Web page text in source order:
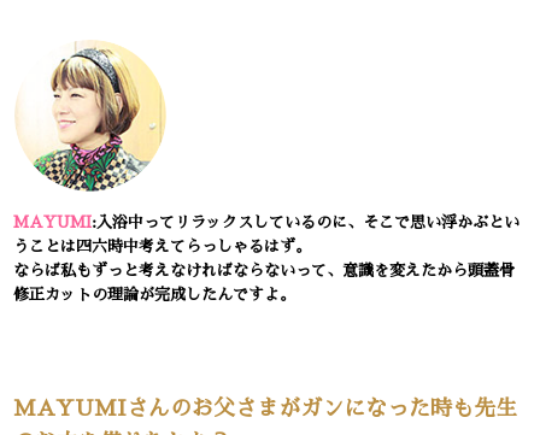
MAYUMI:入浴中ってリラックスしているのに、そこで思い浮かぶとい
うことは四六時中考えてらっしゃるはず。
ならば私もずっと考えなければならないって、意識を変えたから頭蓋骨
修正カットの理論が完成したんですよ。
MAYUMIさんのお父さまがガンになった時も先生